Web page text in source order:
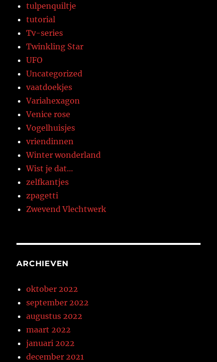
tulpenquiltje
tutorial
Tv-series
Twinkling Star
UFO
Uncategorized
vaatdoekjes
Variahexagon
Venice rose
Vogelhuisjes
vriendinnen
Winter wonderland
Wist je dat…
zelfkantjes
zpagetti
Zwevend Vlechtwerk
ARCHIEVEN
oktober 2022
september 2022
augustus 2022
maart 2022
januari 2022
december 2021